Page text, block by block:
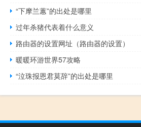
“下摩兰蕙”的出处是哪里
过年杀猪代表着什么意义
路由器的设置网址（路由器的设置）
暖暖环游世界57攻略
“泣珠报恩君莫辞”的出处是哪里